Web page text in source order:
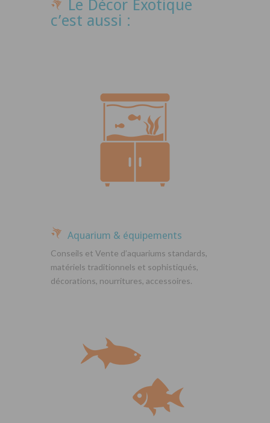
Le Décor Exotique
c’est aussi :
Aquarium & équipements
Conseils et Vente d’aquariums standards,
matériels traditionnels et sophistiqués,
décorations, nourritures, accessoires.